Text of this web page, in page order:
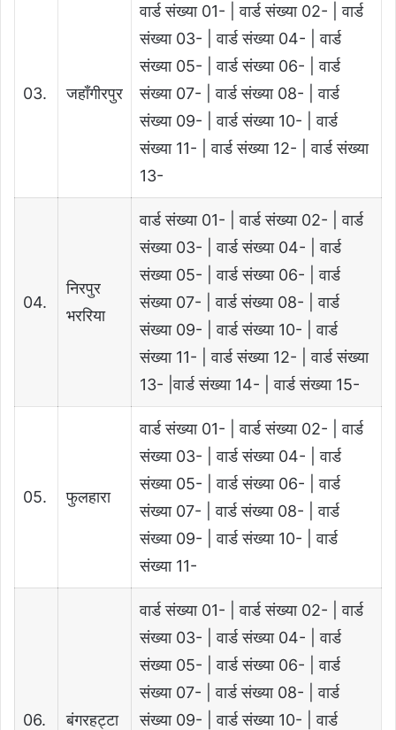
03. जहाँगीरपुर
वार्ड संख्या 01- | वार्ड संख्या 02- | वार्ड
संख्या 03- | वार्ड संख्या 04- | वार्ड
संख्या 05- | वार्ड संख्या 06- | वार्ड
संख्या 07- | वार्ड संख्या 08- | वार्ड
संख्या 09- | वार्ड संख्या 10- | वार्ड
संख्या 11- | वार्ड संख्या 12- | वार्ड संख्या
13-
04.
निरपुर
भररिया
वार्ड संख्या 01- | वार्ड संख्या 02- | वार्ड
संख्या 03- | वार्ड संख्या 04- | वार्ड
संख्या 05- | वार्ड संख्या 06- | वार्ड
संख्या 07- | वार्ड संख्या 08- | वार्ड
संख्या 09- | वार्ड संख्या 10- | वार्ड
संख्या 11- | वार्ड संख्या 12- | वार्ड संख्या
13- |वार्ड संख्या 14- | वार्ड संख्या 15-
05. फुलहारा
वार्ड संख्या 01- | वार्ड संख्या 02- | वार्ड
संख्या 03- | वार्ड संख्या 04- | वार्ड
संख्या 05- | वार्ड संख्या 06- | वार्ड
संख्या 07- | वार्ड संख्या 08- | वार्ड
संख्या 09- | वार्ड संख्या 10- | वार्ड
संख्या 11-
06. बंगरहट्टा
वार्ड संख्या 01- | वार्ड संख्या 02- | वार्ड
संख्या 03- | वार्ड संख्या 04- | वार्ड
संख्या 05- | वार्ड संख्या 06- | वार्ड
संख्या 07- | वार्ड संख्या 08- | वार्ड
संख्या 09- | वार्ड संख्या 10- | वार्ड